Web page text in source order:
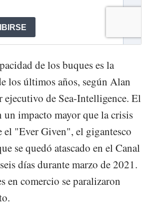
de los buques es la
los últimos años, según Alan
de Sea-Intelligence. El
un impacto mayor que la crisis
"Ever Given", el gigantesco
se quedó atascado en el Canal
días durante marzo de 2021.
en comercio se paralizaron